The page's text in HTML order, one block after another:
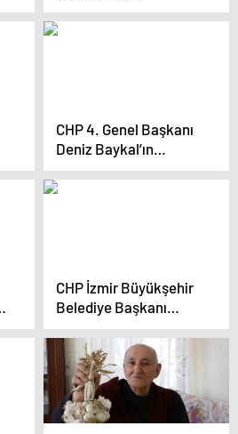
Etimesgut’ta seçim
koordinasyon
CHP 4. Genel Başkanı
Deniz Baykal’ın
Vefatının Yıl
Dönümünde Anma
CHP İzmir Büyükşehir
Belediye Başkanı
Adayı Dr. Cemil Tugay
ve Bornova Belediye
Başkan Adayı Ömer
Eşki, Bornova
Çamdibi’nde
düzenlenen mitingde